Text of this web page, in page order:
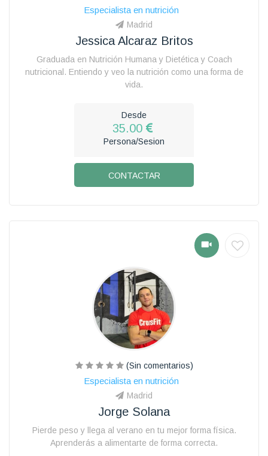
Especialista en nutrición
Madrid
Jessica Alcaraz Britos
Graduada en Nutrición Humana y Dietética y Coach
nutricional. Entiendo y veo la nutrición como una forma de
vida.
Desde
35.00
Persona/Sesion
CONTACTAR
(Sin comentarios)
Especialista en nutrición
Madrid
Jorge Solana
Pierde peso y llega al verano en tu mejor forma física.
Aprenderás a alimentarte de forma correcta.